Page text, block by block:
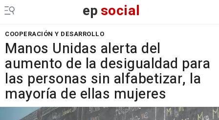
epsocial
COOPERACIÓN Y DESARROLLO
Manos Unidas alerta del
aumento de la desigualdad para
las personas sin alfabetizar, la
mayoría de ellas mujeres